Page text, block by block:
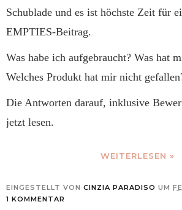
Schublade und es ist höchste Zeit für
EMPTIES-Beitrag.
Was habe ich aufgebraucht? Was hat
Welches Produkt hat mir nicht
Die Antworten darauf, inklusive
jetzt lesen.
WEITERLESEN »
EINGESTELLT VON CINZIA PARADISO UM
1 KOMMENTAR